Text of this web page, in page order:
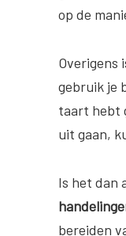
op de
Overigens
gebruik je
taart hebt
uit gaan,
Is het dan
bereiden